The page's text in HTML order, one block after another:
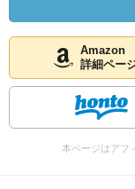
Amazon
詳細ペー
本ページはアフ